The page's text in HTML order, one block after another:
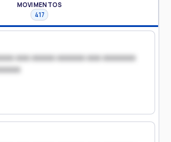
MOVIMENTOS
417
xxx xxxxx xxxxxx xxx xxxxxxx